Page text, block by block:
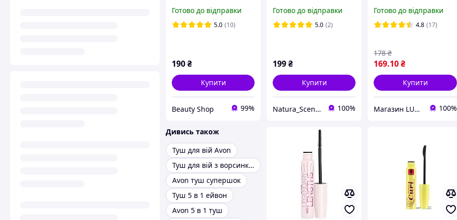
Догляд» Avon, відтінок
Чорніша чорного, 10
Готово до відправки
5.0 (10)
190₴
Купити
Beauty Shop 99%
мл
Готово до відправки
5.0 (2)
199₴
Купити
Natura_Scent_Care 100%
догляду за віями туш
для об'єму вій
Готово до відправки
4.8 (17)
169.10₴
178 ₴
Купити
Магазин LUCK 100%
Дивись також
Туш для вій Avon
Туш для вій з ворсинками
Avon туш супершок
Туш 5 в 1 ейвон
Avon 5 в 1 туш